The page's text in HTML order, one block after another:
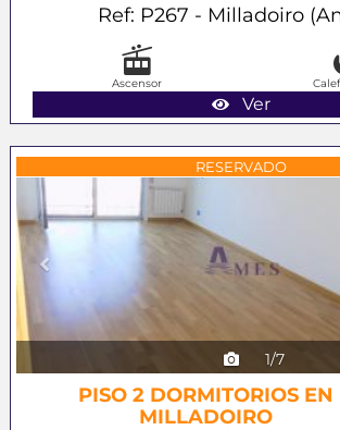
Ref: P267 - Milladoiro
Ver
Ascensor
RESERVADO
1/7
PISO 2 DORMITORIOS EN
MILLADOIRO